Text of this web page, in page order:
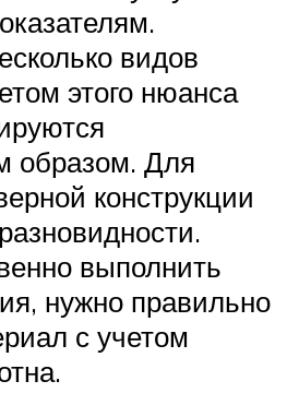
видов
этого нюанса
образом. Для
конструкции
выполнить
нужно правильно
с учетом